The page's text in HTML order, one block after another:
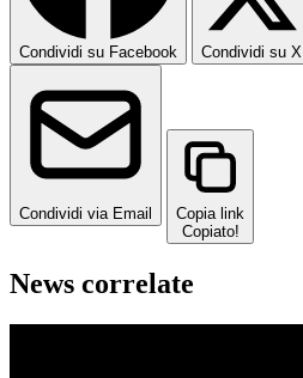
Condividi su Facebook Condividi su X
Condividi via Email
Copia link
Copiato!
News correlate